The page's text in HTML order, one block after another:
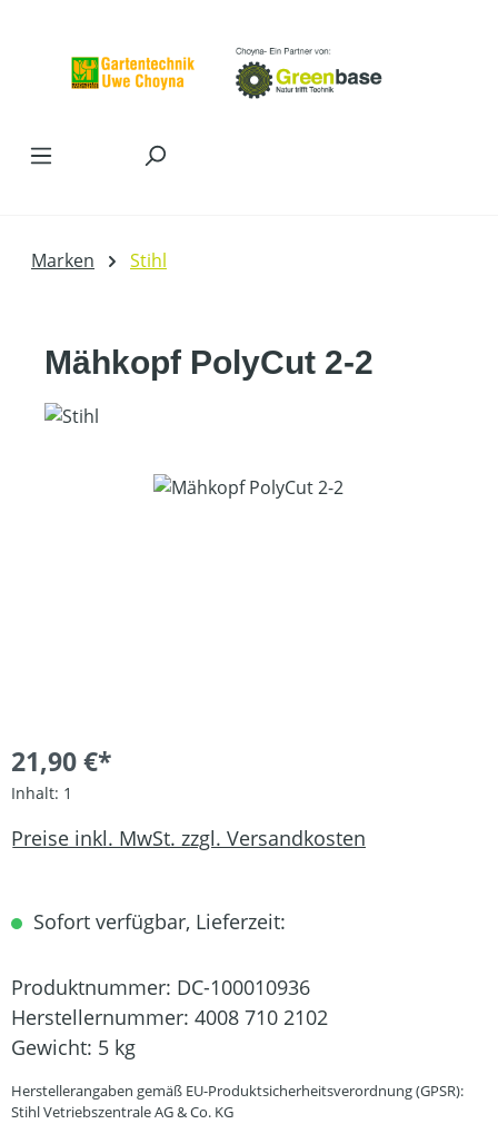
Marken Stihl
Mähkopf PolyCut 2-2
Bildergalerie überspringen
21,90 €*
Inhalt: 1
Preise inkl. MwSt. zzgl. Versandkosten
Sofort verfügbar, Lieferzeit:
Produktnummer: DC-100010936
Herstellernummer: 4008 710 2102
Gewicht: 5 kg
Herstellerangaben gemäß EU-Produktsicherheitsverordnung (GPSR):
Stihl Vetriebszentrale AG & Co. KG